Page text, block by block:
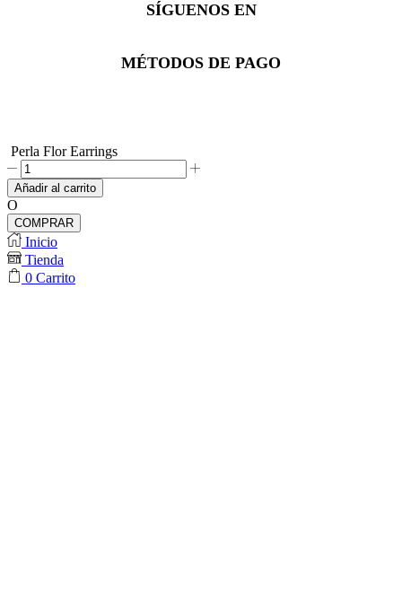
SÍGUENOS EN
Facebook
Instagram
Whatsapp
MÉTODOS DE PAGO
Perla Flor Earrings
Perla
Flor
Earrings
cantidad
Añadir al carrito
O
COMPRAR
Inicio
Tienda
0 Carrito